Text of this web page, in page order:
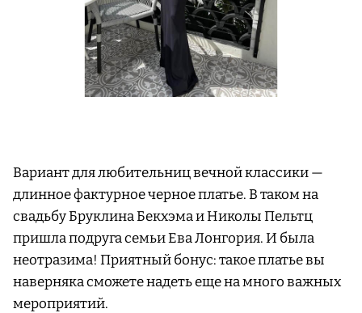
Вариант для любительниц вечной классики —
длинное фактурное черное платье. В таком на
свадьбу Бруклина Бекхэма и Николы Пельтц
пришла подруга семьи Ева Лонгория. И была
неотразима! Приятный бонус: такое платье вы
наверняка сможете надеть еще на много важных
мероприятий.